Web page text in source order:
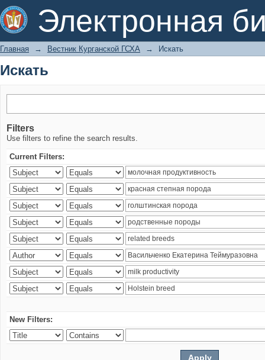
Электронная
Искать
Главная → Вестник Курганской ГСХА → Искать
Искать
Filters
Use filters to refine the search results.
Current Filters:
New Filters: